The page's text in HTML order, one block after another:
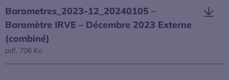
Barometres_2023-12_20240105 –
Baromètre IRVE – Décembre 2023 Externe
(combiné)
pdf, 706 Ko
S’ouvre dans une nouvelle fenêtre